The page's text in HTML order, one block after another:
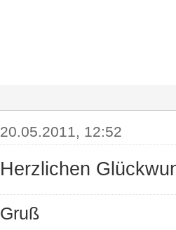
20.05.2011, 12:52
Herzlichen
Gruß